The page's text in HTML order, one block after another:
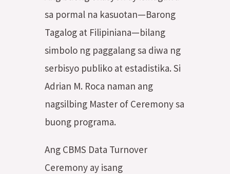
sa pormal na kasuotan—Barong
Tagalog at Filipiniana—bilang
simbolo ng paggalang sa diwa ng
serbisyo publiko at estadistika. Si
Adrian M. Roca naman ang
nagsilbing Master of Ceremony sa
buong programa.
Ang CBMS Data Turnover
Ceremony ay isang